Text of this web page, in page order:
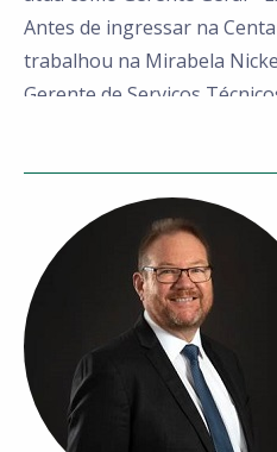
Antes de ingressar na
trabalhou na Mirabela
Gerente de Serviços
trabalhou na exploração
Barrick), bem como nas
da BHP na região de
no Brasil por 11 anos e é